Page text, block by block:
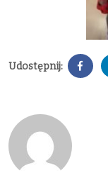
Udostępnij: